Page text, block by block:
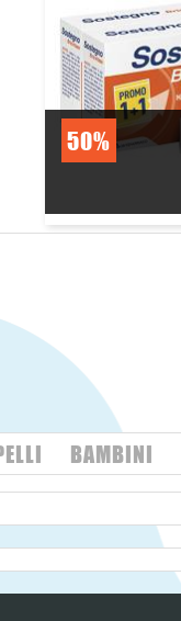
50%
BAMBINI